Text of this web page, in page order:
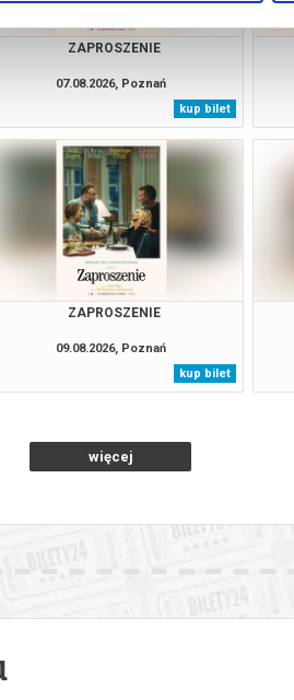
ZAPROSZENIE
07.08.2026, Poznań
kup bilet
ZAPROSZENIE
09.08.2026, Poznań
kup bilet
więcej